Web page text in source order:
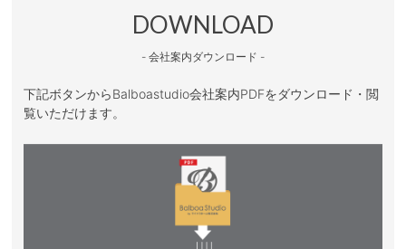
DOWNLOAD
- 会社案内ダウンロード -
下記ボタンからBalboastudio会社案内PDFをダウンロード・閲
覧いただけます。